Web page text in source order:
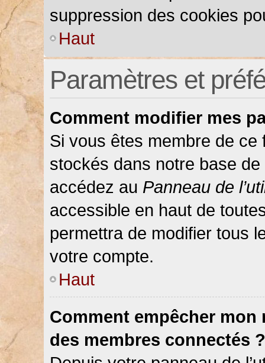
suppression des cookies
Haut
Paramètres et
Comment modifier mes
Si vous êtes membre de
stockés dans notre base
accédez au Panneau de
accessible en haut de
permettra de modifier tous
votre compte.
Haut
Comment empêcher mon
des membres connectés ?